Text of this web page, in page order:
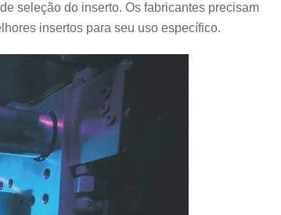
seleção do inserto. Os fabricantes precisam
insertos para seu uso específico.